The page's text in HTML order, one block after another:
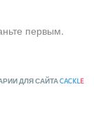
первым.
ДЛЯ САЙТАCACKLE